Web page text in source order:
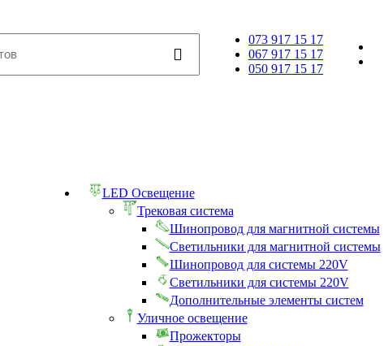
073 917 15 17
067 917 15 17
050 917 15 17
LED Освещение
Трековая система
Шинопровод для магнитной системы
Светильники для магнитной системы
Шинопровод для системы 220V
Светильники для системы 220V
Дополнительные элементы систем
Уличное освещение
Прожекторы